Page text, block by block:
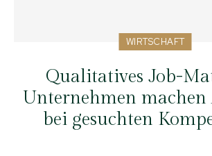
WIRTSCHAFT
Qualitatives Job-
Unternehmen machen
bei gesuchten